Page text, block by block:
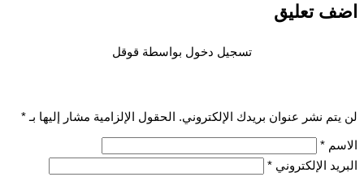
اضف تعليق
تسجيل دخول بواسطة قوقل
لن يتم نشر عنوان بريدك الإلكتروني. الحقول الإلزامية مشار إليها بـ *
الاسم *
البريد الإلكتروني *